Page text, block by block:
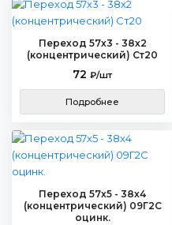
Переход 57х3 - 38х2
(концентрический) Ст20
72 ₽/шт
Подробнее
Переход 57х5 - 38х4
(концентрический) 09Г2С
оцинк.